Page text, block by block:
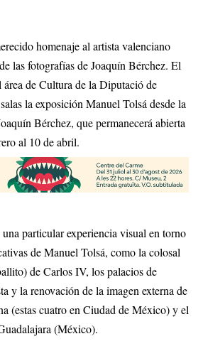
homenaje al artista valenciano
las fotografías de Joaquín Bérchez. El
área de Cultura de la Diputació de
la exposición Manuel Tolsá desde la
Bérchez, que permanecerá abierta
al 10 de abril.
particular experiencia visual en torno
de Manuel Tolsá, como la colosal
de Carlos IV, los palacios de
y la renovación de la imagen externa de
(estas cuatro en Ciudad de México) y el
(México).